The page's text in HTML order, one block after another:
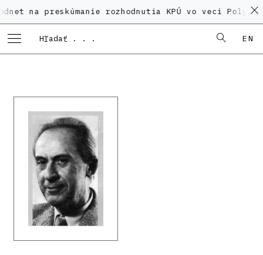
preskúmanie rozhodnutia KPÚ vo veci Polyfunkčného
EN